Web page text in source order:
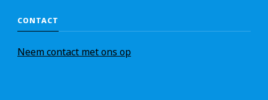
CONTACT
Neemcontact met ons op